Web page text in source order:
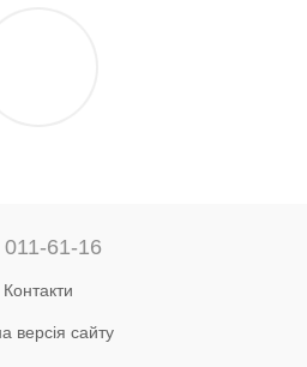
61-16
Контакти
версія сайту